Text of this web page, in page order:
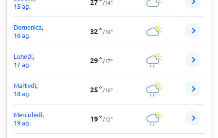
15 ag.
27° /14°
Domenica,
16 ag.
32° /16°
Lunedi,
17 ag.
29° /17°
Martedì,
18 ag.
25° /16°
Mercoledì,
19 ag.
19° /12°